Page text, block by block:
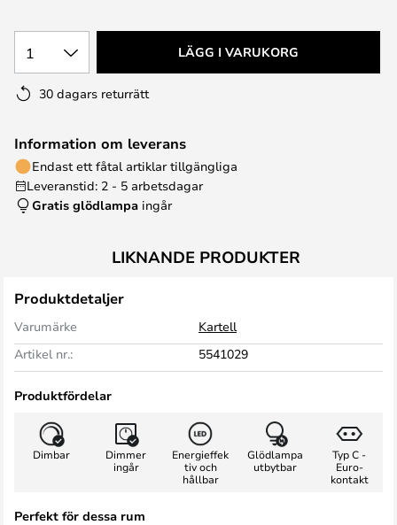
1 LÄGG I VARUKORG
30 dagars returrätt
Information om leverans
Endast ett fåtal artiklar tillgängliga
Leveranstid: 2 - 5 arbetsdagar
Gratis glödlampa ingår
LIKNANDE PRODUKTER
Produktdetaljer
Varumärke
Kartell
Artikel nr.:
5541029
Produktfördelar
Dimbar
Dimmer
ingår
Energieffek
tiv och
hållbar
Glödlampa
utbytbar
Typ C -
Euro-
kontakt
Perfekt för dessa rum